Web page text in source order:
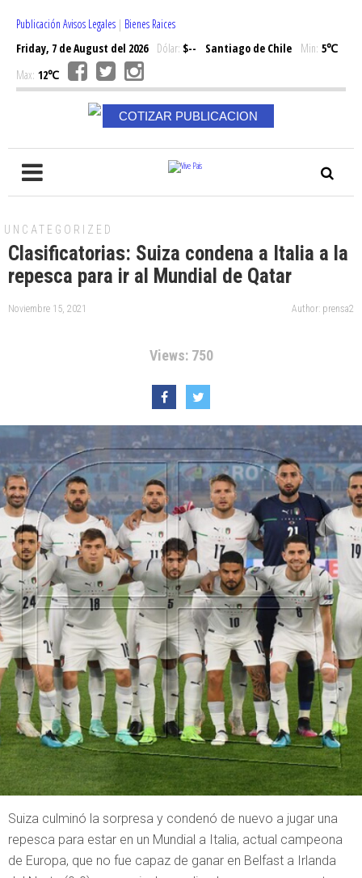
Publicación Avisos Legales | Bienes Raices
Friday, 7 de August del 2026Dólar: $-- Santiago de Chile Min: 5℃
Max: 12℃
COTIZAR PUBLICACION
UNCATEGORIZED
Clasificatorias: Suiza condena a Italia a la
repesca para ir al Mundial de Qatar
Noviembre 15, 2021 Author: prensa2
Views: 750
Suiza culminó la sorpresa y condenó de nuevo a jugar una
repesca para estar en un Mundial a Italia, actual campeona
de Europa, que no fue capaz de ganar en Belfast a Irlanda